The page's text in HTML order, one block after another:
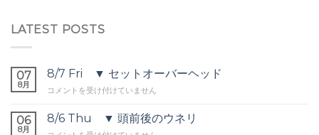
LATEST POSTS
07
8月
8/7 Fri ▼ セットオーバーヘッド
8/7
▼
コメントを受け付けていません
06
8月
8/6 Thu ▼ 頭前後のウネリ